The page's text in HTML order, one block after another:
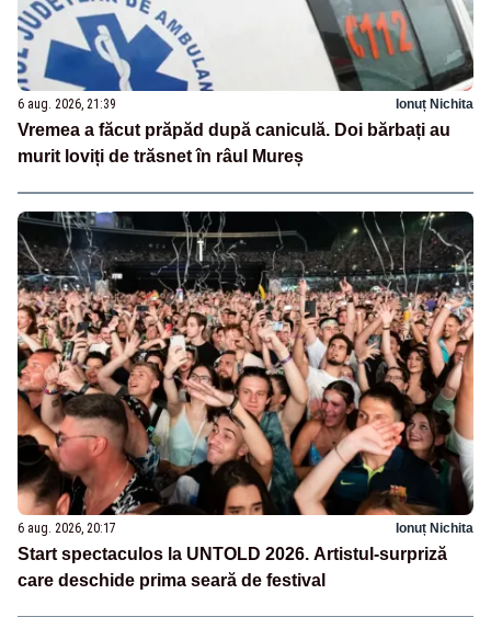
6 aug. 2026, 21:39 Ionuț Nichita
Vremea a făcut prăpăd după caniculă. Doi bărbați au
murit loviți de trăsnet în râul Mureș
6 aug. 2026, 20:17 Ionuț Nichita
Start spectaculos la UNTOLD 2026. Artistul-surpriză
care deschide prima seară de festival